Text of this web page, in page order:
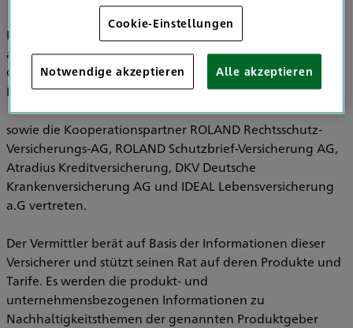
Im Bereich der Versicherungsvermittlung werden
ausschließlich die HDI Versicherung AG, HDI Global SE, HDI
Global Specialty SE, HDI Lebensversicherung AG, HDI
Pensionsfonds AG, HDI Pensionskasse AG
sowie die Kooperationspartner ROLAND Rechtsschutz-
Versicherungs-AG, ROLAND Schutzbrief-Versicherung AG,
Atradius Kreditversicherung, DKV Deutsche
Krankenversicherung AG und IDEAL Lebensversicherung
a.G vertreten.
Der Vermittler berät auf Basis der Informationen dieser
Versicherer und stützt seinen Rat auf deren Produkte und
Tarife. Es werden die produkt- und
unternehmensbezogenen Informationen zu
Nachhaltigkeitsthemen der genannten Produktgeber
Cookie-Einstellungen
Notwendige akzeptieren Alle akzeptieren